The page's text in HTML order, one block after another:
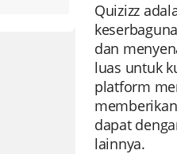
Quizizz
dan
luas untuk
platform
dapat
lainnya.